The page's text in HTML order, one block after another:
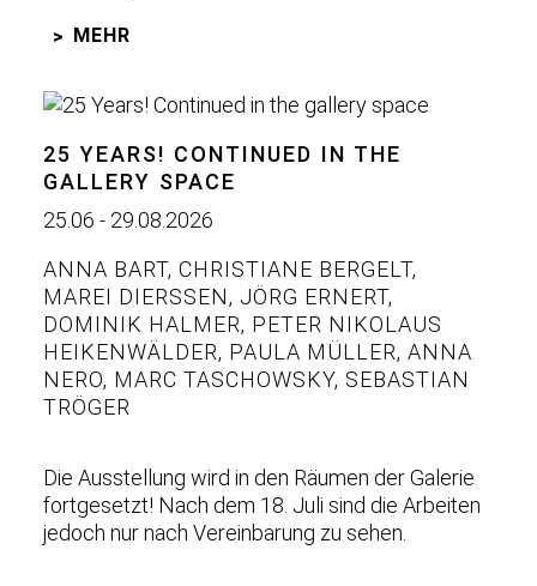
MEHR
25 YEARS! CONTINUED IN THE
GALLERY SPACE
25.06 - 29.08.2026
ANNA BART, CHRISTIANE BERGELT,
MAREI DIERSSEN
, JÖRG ERNERT,
DOMINIK HALMER, PETER NIKOLAUS
HEIKENWÄLDER, PAULA MÜLLER, ANNA
NERO, MARC TASCHOWSKY, SEBASTIAN
TRÖGER
Die Ausstellung wird in den Räumen der Galerie
fortgesetzt! Nach dem 18. Juli sind die Arbeiten
jedoch nur nach Vereinbarung zu sehen.